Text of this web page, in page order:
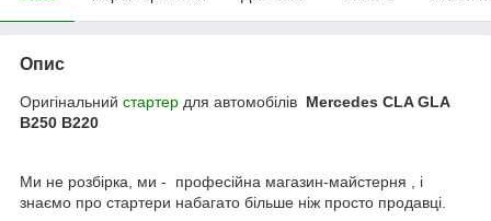
Опис
Оригінальний стартер для автомобілів Mercedes CLA GLA
B250 B220
Ми не розбірка, ми - професійна магазин-майстерня , і
знаємо про стартери набагато більше ніж просто продавці.